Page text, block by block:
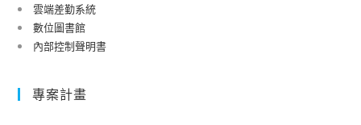
雲端差勤系統
數位圖書館
內部控制聲明書
專案計畫